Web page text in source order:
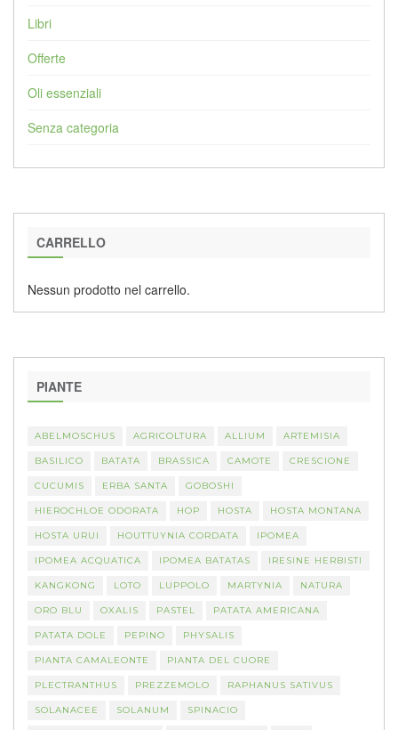
Libri
Offerte
Oli essenziali
Senza categoria
CARRELLO
Nessun prodotto nel carrello.
PIANTE
ABELMOSCHUS AGRICOLTURA ALLIUM ARTEMISIA
BASILICO BATATA BRASSICA CAMOTE CRESCIONE
CUCUMIS ERBA SANTA GOBOSHI
HIEROCHLOE ODORATA HOP HOSTA HOSTA MONTANA
HOSTA URUI HOUTTUYNIA CORDATA IPOMEA
IPOMEA ACQUATICA IPOMEA BATATAS IRESINE HERBISTI
KANGKONG LOTO LUPPOLO MARTYNIA NATURA
ORO BLU OXALIS PASTEL PATATA AMERICANA
PATATA DOLE PEPINO PHYSALIS
PIANTA CAMALEONTE PIANTA DEL CUORE
PLECTRANTHUS PREZZEMOLO RAPHANUS SATIVUS
SOLANACEE SOLANUM SPINACIO